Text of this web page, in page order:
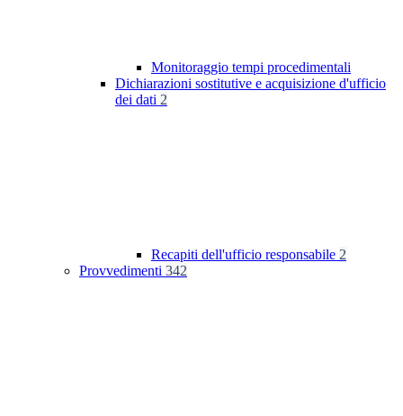
Monitoraggio tempi procedimentali
Dichiarazioni sostitutive e acquisizione d'ufficio
dei dati 2
Recapiti dell'ufficio responsabile 2
Provvedimenti 342